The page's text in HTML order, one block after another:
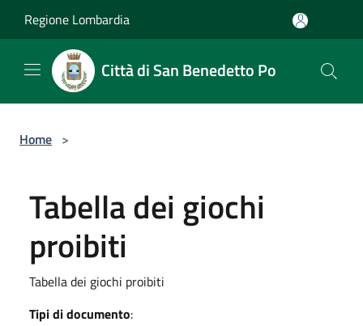
Regione Lombardia
Città di San Benedetto Po
Home >
Tabella dei giochi
proibiti
Tabella dei giochi proibiti
Tipi di documento: